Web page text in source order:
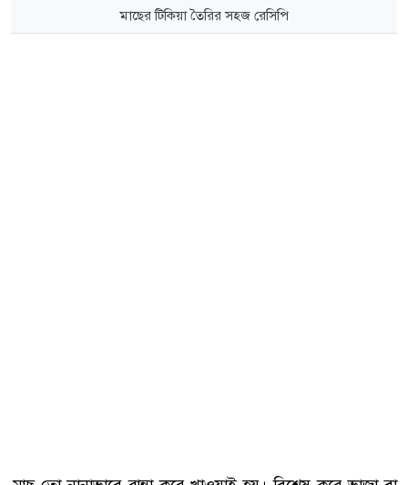
মাছের টিকিয়া তৈরির সহজ রেসিপি